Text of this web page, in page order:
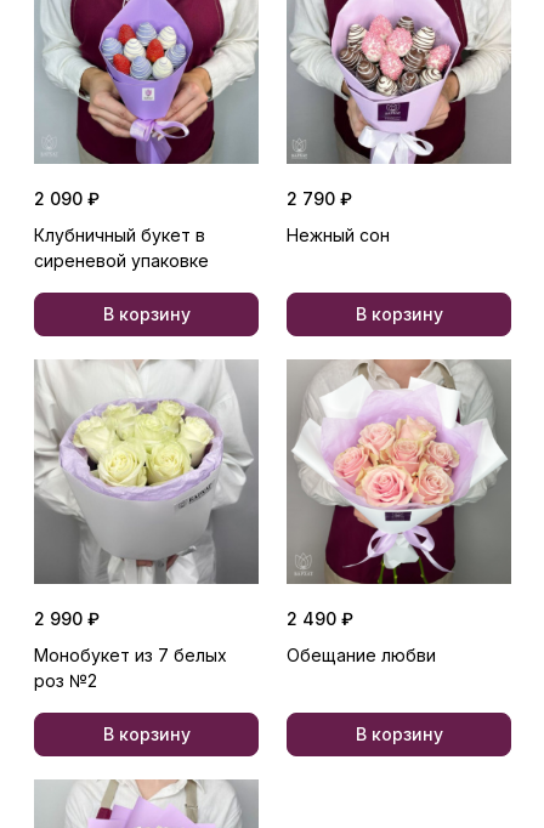
2 090 ₽
Клубничный букет в
сиреневой упаковке
В корзину
2 790 ₽
Нежный сон
В корзину
2 990 ₽
Монобукет из 7 белых
роз №2
В корзину
2 490 ₽
Обещание любви
В корзину